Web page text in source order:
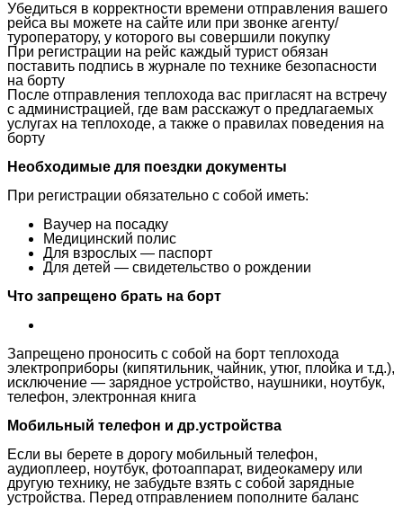
Убедиться в корректности времени отправления вашего
рейса вы можете на сайте или при звонке агенту/
туроператору, у которого вы совершили покупку
При регистрации на рейс каждый турист обязан
поставить подпись в журнале по технике безопасности
на борту
После отправления теплохода вас пригласят на встречу
с администрацией, где вам расскажут о предлагаемых
услугах на теплоходе, а также о правилах поведения на
борту
Необходимые для поездки документы
При регистрации обязательно с собой иметь:
Ваучер на посадку
Медицинский полис
Для взрослых — паспорт
Для детей — свидетельство о рождении
Что запрещено брать на борт
Запрещено проносить с собой на борт теплохода
электроприборы (кипятильник, чайник, утюг, плойка и т.д.),
исключение — зарядное устройство, наушники, ноутбук,
телефон, электронная книга
Мобильный телефон и др.устройства
Если вы берете в дорогу мобильный телефон,
аудиоплеер, ноутбук, фотоаппарат, видеокамеру или
другую технику, не забудьте взять с собой зарядные
устройства. Перед отправлением пополните баланс